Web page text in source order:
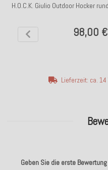
Geben Sie die erste
H.O.C.K. Giulio Outdoor Hocker
98,00 €
Lieferzeit: ca.